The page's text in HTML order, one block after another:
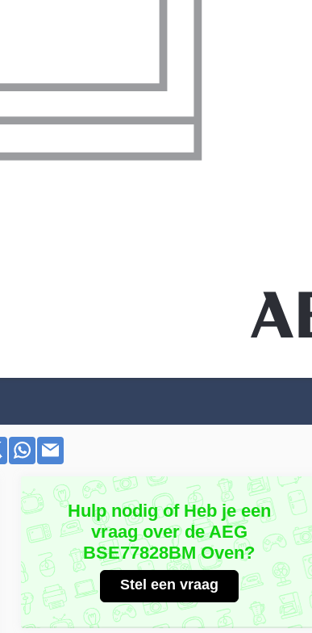
Hulp nodig of Heb je een
vraag over de AEG
BSE77828BM Oven?
Stel een vraag